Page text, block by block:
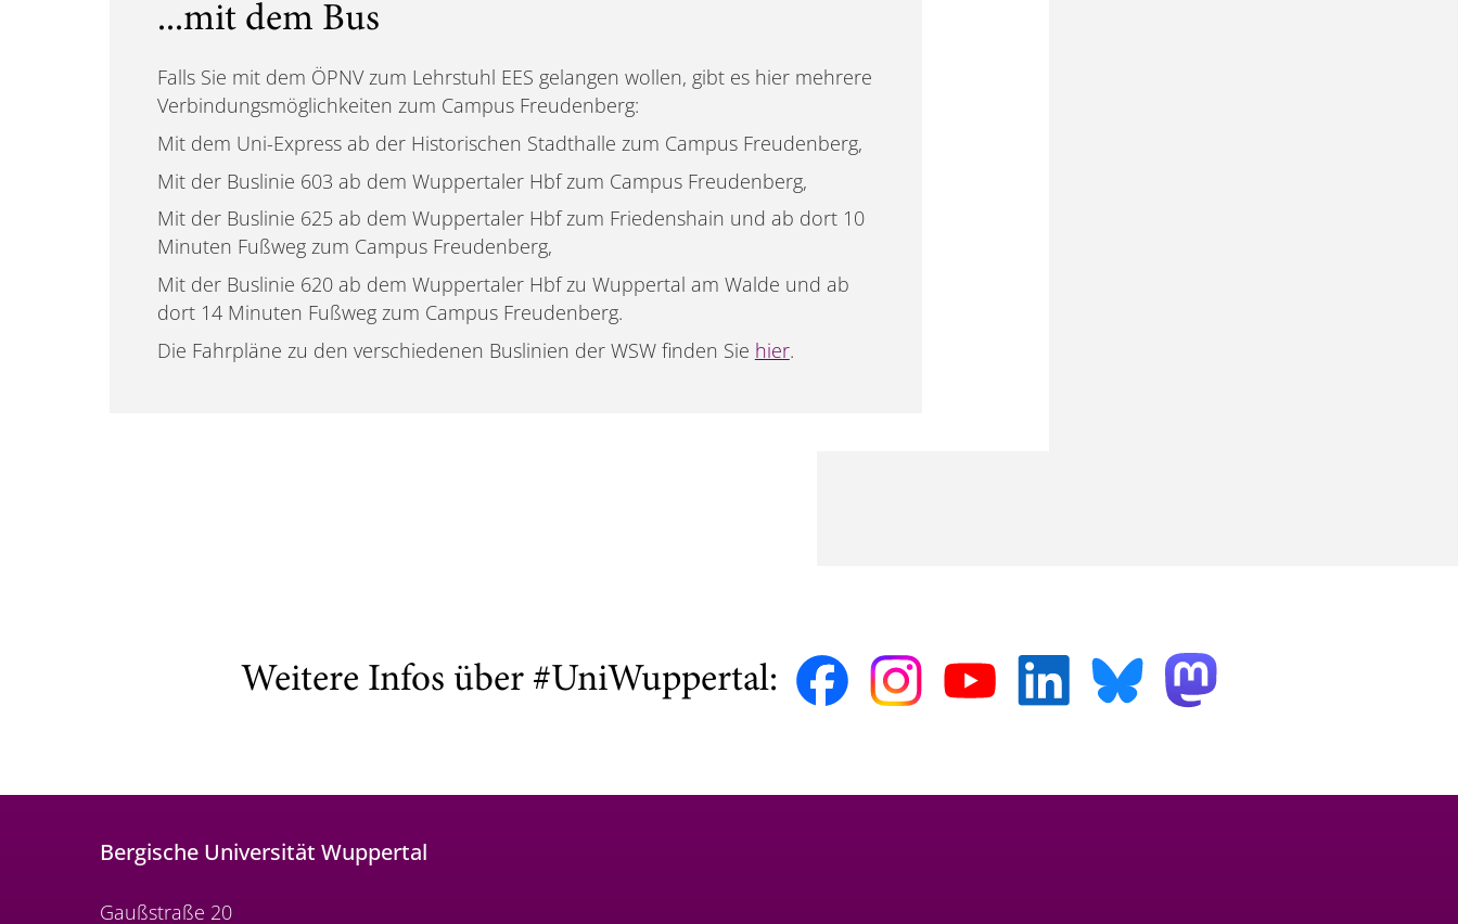
...mit dem Bus
Falls Sie mit dem ÖPNV zum Lehrstuhl EES gelangen wollen, gibt es hier mehrere
Verbindungsmöglichkeiten zum Campus Freudenberg:
Mit dem Uni-Express ab der Historischen Stadthalle zum Campus Freudenberg,
Mit der Buslinie 603 ab dem Wuppertaler Hbf zum Campus Freudenberg,
Mit der Buslinie 625 ab dem Wuppertaler Hbf zum Friedenshain und ab dort 10
Minuten Fußweg zum Campus Freudenberg,
Mit der Buslinie 620 ab dem Wuppertaler Hbf zu Wuppertal am Walde und ab
dort 14 Minuten Fußweg zum Campus Freudenberg.
Die Fahrpläne zu den verschiedenen Buslinien der WSW finden Sie hier.
Weitere Infos über #UniWuppertal:
Bergische Universität Wuppertal
Gaußstraße 20